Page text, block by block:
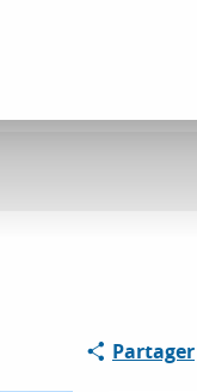
Partager